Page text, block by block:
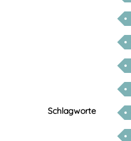
Schlagworte